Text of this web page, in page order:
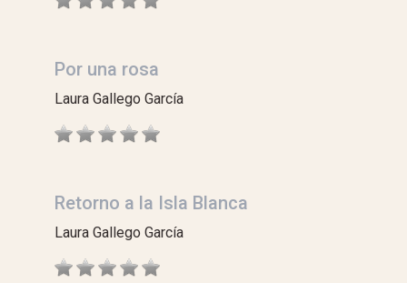
Por una rosa
Laura Gallego García
Retorno a la Isla Blanca
Laura Gallego García